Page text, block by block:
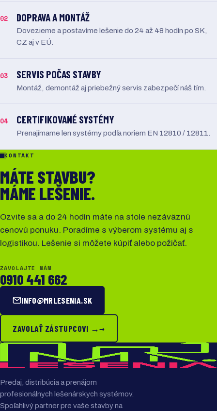
02 DOPRAVA A MONTÁŽ
Dovezieme a postavíme lešenie do 24 až 48 hodín po SK,
CZ aj v EÚ.
03 SERVIS POČAS STAVBY
Montáž, demontáž aj priebežný servis zabezpečí náš tím.
04 CERTIFIKOVANÉ SYSTÉMY
Prenajímame len systémy podľa noriem EN 12810 / 12811.
KONTAKT
MÁTE STAVBU?
MÁME LEŠENIE.
Ozvite sa a do 24 hodín máte na stole nezáväznú
cenovú ponuku. Poradíme s výberom systému aj s
logistikou. Lešenie si môžete kúpiť alebo požičať.
ZAVOLAJTE NÁM
0910 441 662
INFO@MRLESENIA.SK
ZAVOLAŤ ZÁSTUPCOVI →→
Predaj, distribúcia a prenájom
profesionálnych lešenárskych systémov.
Spoľahlivý partner pre vaše stavby na